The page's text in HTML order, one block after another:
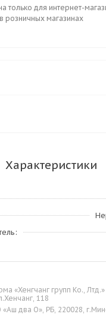
только для интернет-
розничных магазинах
Характеристики
«Хенгчанг групп Ко.,
118
два О», РБ, 220028,